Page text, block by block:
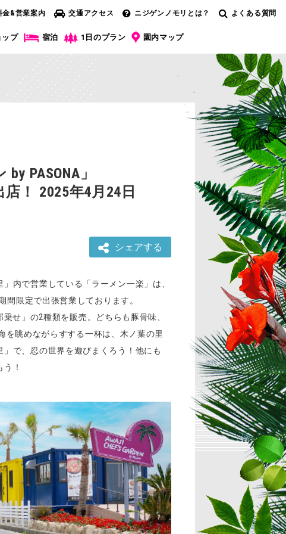
金&営業案内 交通アクセス ニジゲンノモリとは？ よくある質問
ップ 宿泊 1日のプラン 園内マップ
PASONA」
店！ 2025年4月24日
シェアする
内で営業している「ラーメン一楽」は、
間限定で出張営業しております。
せ」の2種類を販売。どちらも豚骨味、
眺めながらすする一杯は、木ノ葉の里
」で、忍の世界を遊びまくろう！他にも
！